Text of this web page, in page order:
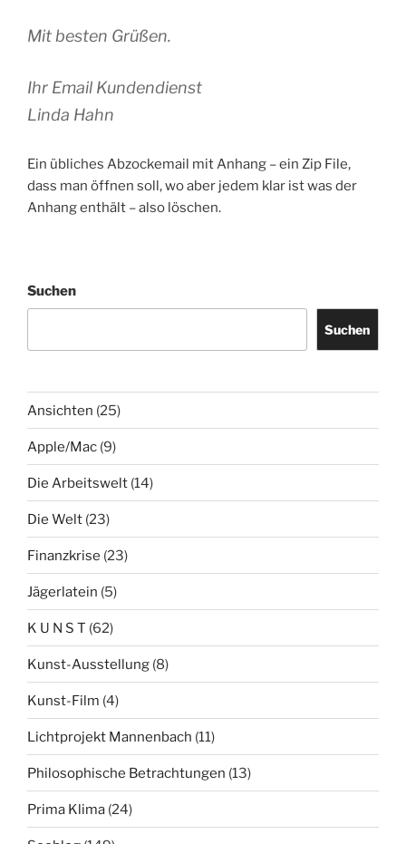
Mit besten Grüßen.
Ihr Email Kundendienst
Linda Hahn
Ein übliches Abzockemail mit Anhang – ein Zip File,
dass man öffnen soll, wo aber jedem klar ist was der
Anhang enthält – also löschen.
Suchen
Suchen
Ansichten (25)
Apple/Mac (9)
Die Arbeitswelt (14)
Die Welt (23)
Finanzkrise (23)
Jägerlatein (5)
K U N S T (62)
Kunst-Ausstellung (8)
Kunst-Film (4)
Lichtprojekt Mannenbach (11)
Philosophische Betrachtungen (13)
Prima Klima (24)